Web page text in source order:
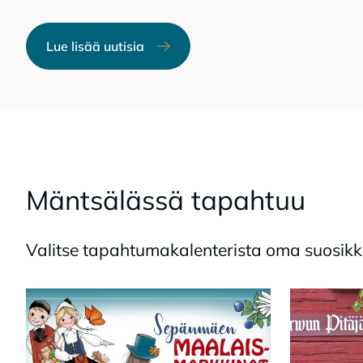
Lue lisää uutisia
Mänt­sä­läs­sä ta­pah­tuu
Va­lit­se ta­pah­tu­ma­ka­len­te­ris­ta oma